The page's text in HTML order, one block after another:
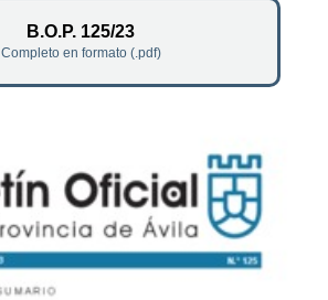
B.O.P. 125/23
Completo en formato (.pdf)